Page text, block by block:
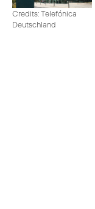
Credits: Telefónica
Deutschland